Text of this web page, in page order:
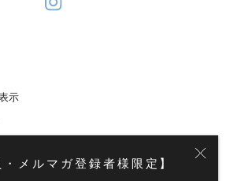
・メルマガ登録者様限定】
示